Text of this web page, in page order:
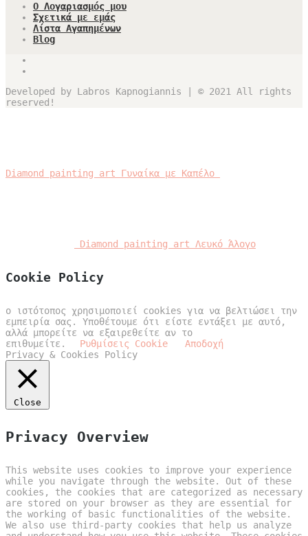
Ο Λογαριασμός μου
Σχετικά με εμάς
Λίστα Αγαπημένων
Blog
Developed by Labros Kapnogiannis | © 2021 All rights
reserved!
Diamond painting art Γυναίκα με Καπέλο
Diamond painting art Λευκό Άλογο
Cookie Policy
ο ιστότοπος χρησιμοποιεί cookies για να βελτιώσει την
εμπειρία σας. Υποθέτουμε ότι είστε εντάξει με αυτό,
αλλά μπορείτε να εξαιρεθείτε αν το
επιθυμείτε.
Ρυθμίσεις Cookie
Αποδοχή
Privacy & Cookies Policy
Close
Privacy Overview
This website uses cookies to improve your experience
while you navigate through the website. Out of these
cookies, the cookies that are categorized as necessary
are stored on your browser as they are essential for
the working of basic functionalities of the website.
We also use third-party cookies that help us analyze